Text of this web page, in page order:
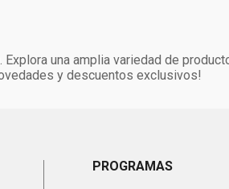
una amplia variedad de
y descuentos exclusivos!
PROGRAMAS